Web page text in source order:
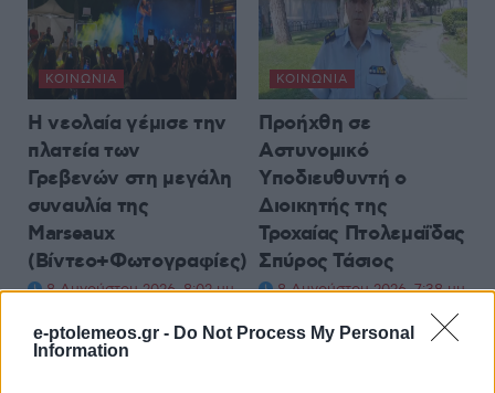
e-ptolemeos.gr - Do Not Process My Personal
Information
ΚΟΙΝΩΝΊΑ
Η νεολαία γέμισε την
πλατεία των
Γρεβενών στη μεγάλη
συναυλία της
Marseaux
(Βίντεο+Φωτογραφίες)
8 Αυγούστου 2026, 8:02 μμ
ΚΟΙΝΩΝΊΑ
Προήχθη σε
Αστυνομικό
Υποδιευθυντή ο
Διοικητής της
Τροχαίας Πτολεμαΐδας
Σπύρος Τάσιος
8 Αυγούστου 2026, 7:38 μμ